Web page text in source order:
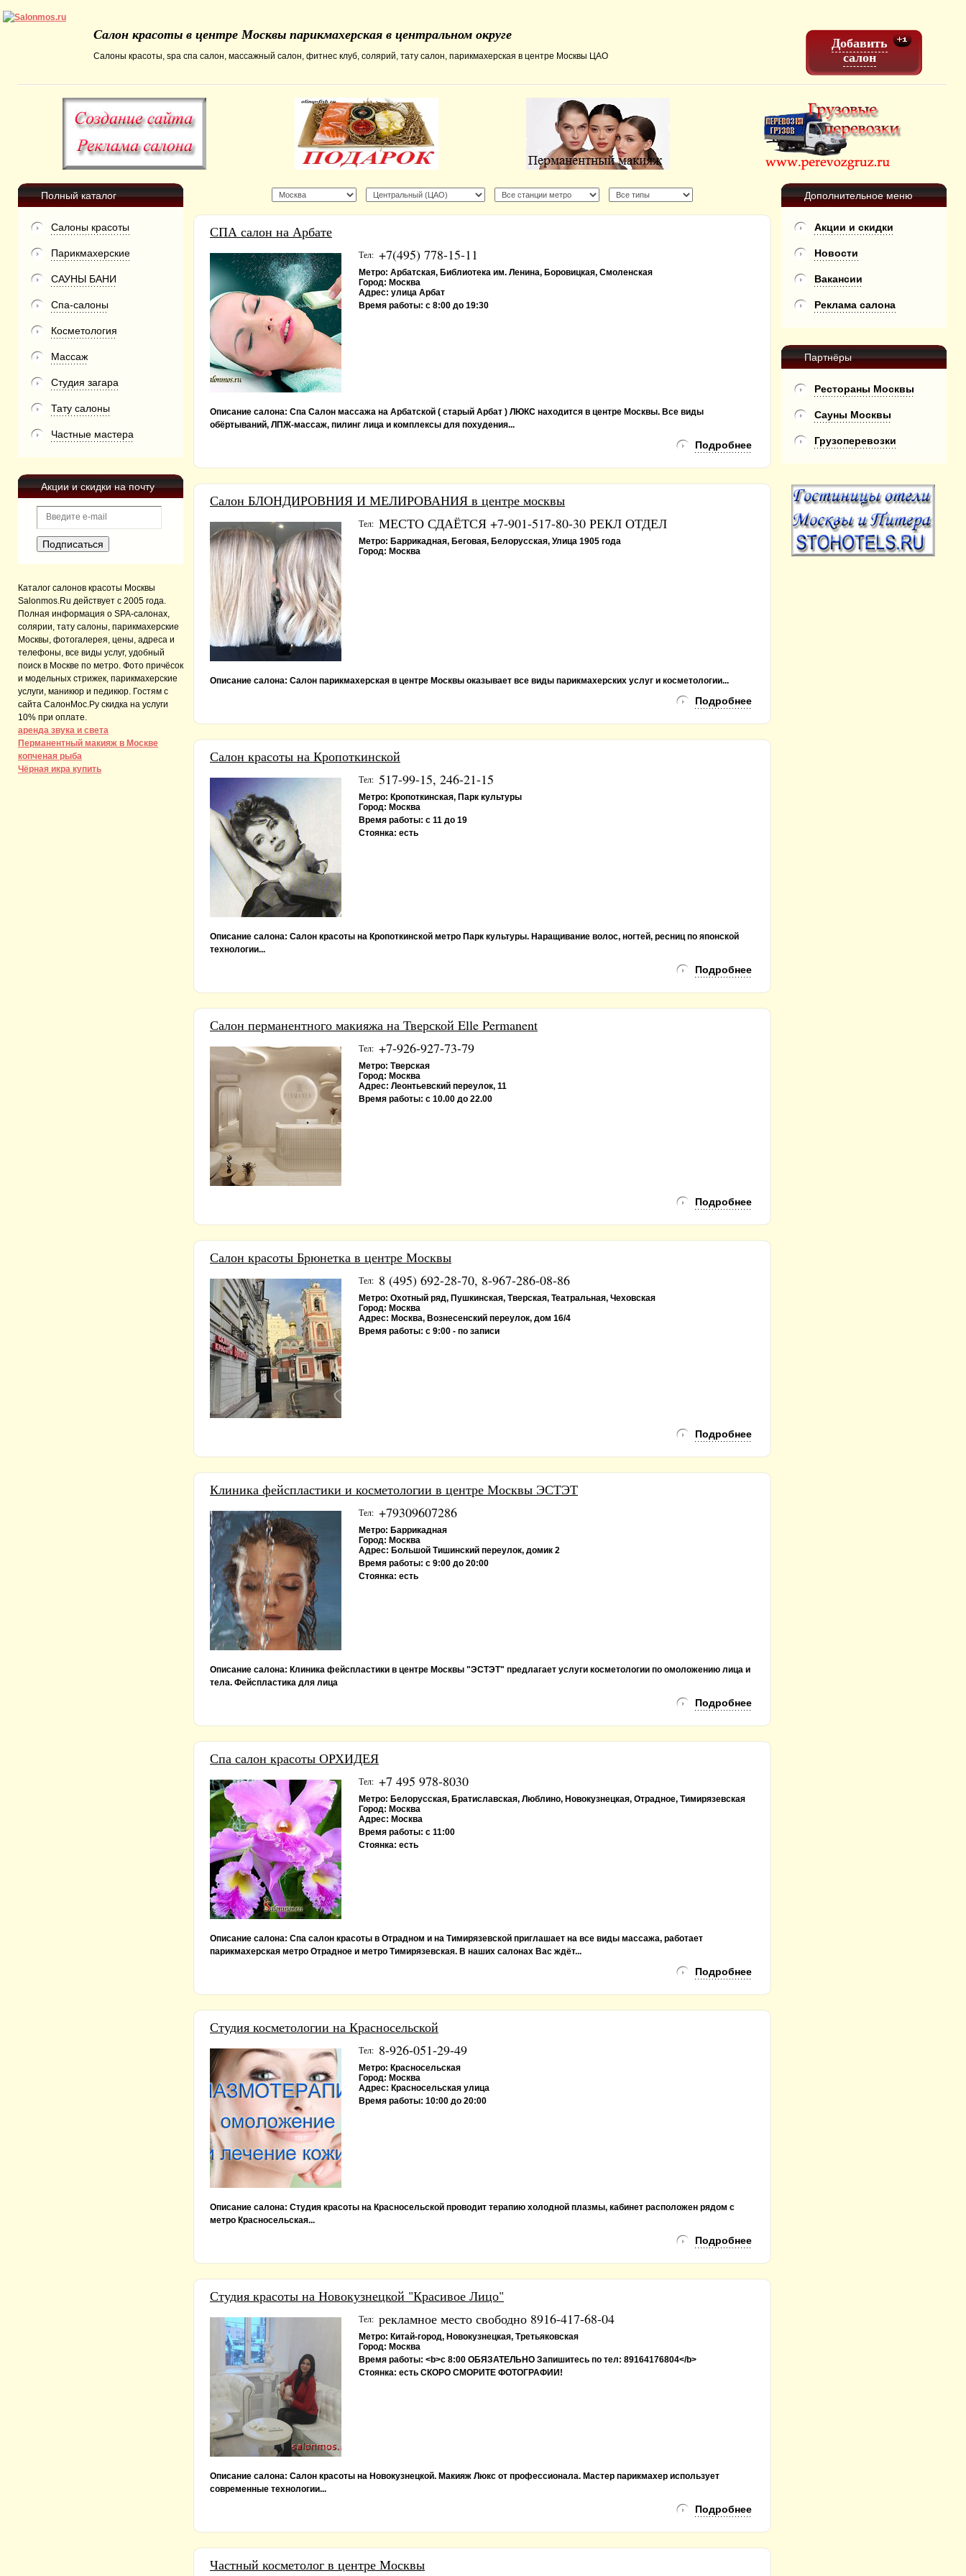
Добавить
салон
Салон красоты в центре Москвы парикмахерская в центральном округе
Салоны красоты, spa спа салон, массажный салон, фитнес клуб, солярий, тату салон, парикмахерская в центре Москвы ЦАО
Полный каталог
Салоны красоты
Парикмахерские
САУНЫ БАНИ
Спа-салоны
Косметология
Массаж
Студия загара
Тату салоны
Частные мастера
Акции и скидки на почту
Каталог салонов красоты Москвы
Salonmos.Ru действует с 2005 года.
Полная информация о SPA-салонах,
солярии, тату салоны, парикмахерские
Москвы, фотогалерея, цены, адреса и
телефоны, все виды услуг, удобный
поиск в Москве по метро. Фото причёсок
и модельных стрижек, парикмахерские
услуги, маникюр и педикюр. Гостям с
сайта СалонМос.Ру скидка на услуги
10% при оплате.
аренда звука и света
Перманентный макияж в Москве
копченая рыба
Чёрная икра купить
Дополнительное меню
Акции и скидки
Новости
Вакансии
Реклама салона
Партнёры
Рестораны Москвы
Сауны Москвы
Грузоперевозки
СПА салон на Арбате
Тел: +7(495) 778-15-11
Метро: Арбатская, Библиотека им. Ленина, Боровицкая, Смоленская
Город: Москва
Адрес: улица Арбат
Время работы: с 8:00 до 19:30
Описание салона: Спа Салон массажа на Арбатской ( старый Арбат ) ЛЮКС находится в центре Москвы. Все виды
обёртываний, ЛПЖ-массаж, пилинг лица и комплексы для похудения...
Подробнее
Салон БЛОНДИРОВНИЯ И МЕЛИРОВАНИЯ в центре москвы
Тел: МЕСТО СДАЁТСЯ +7-901-517-80-30 РЕКЛ ОТДЕЛ
Метро: Баррикадная, Беговая, Белорусская, Улица 1905 года
Город: Москва
Описание салона: Салон парикмахерская в центре Москвы оказывает все виды парикмахерских услуг и косметологии...
Подробнее
Салон красоты на Кропоткинской
Тел: 517-99-15, 246-21-15
Метро: Кропоткинская, Парк культуры
Город: Москва
Время работы: с 11 до 19
Стоянка: есть
Описание салона: Салон красоты на Кропоткинской метро Парк культуры. Наращивание волос, ногтей, ресниц по японской
технологии...
Подробнее
Салон перманентного макияжа на Тверской Elle Permanent
Тел: +7-926-927-73-79
Метро: Тверская
Город: Москва
Адрес: Леонтьевский переулок, 11
Время работы: с 10.00 до 22.00
Подробнее
Салон красоты Брюнетка в центре Москвы
Тел: 8 (495) 692-28-70, 8-967-286-08-86
Метро: Охотный ряд, Пушкинская, Тверская, Театральная, Чеховская
Город: Москва
Адрес: Москва, Вознесенский переулок, дом 16/4
Время работы: с 9:00 - по записи
Подробнее
Клиника фейспластики и косметологии в центре Москвы ЭСТЭТ
Тел: +79309607286
Метро: Баррикадная
Город: Москва
Адрес: Большой Тишинский переулок, домик 2
Время работы: с 9:00 до 20:00
Стоянка: есть
Описание салона: Клиника фейспластики в центре Москвы "ЭСТЭТ" предлагает услуги косметологии по омоложению лица и
тела. Фейспластика для лица
Подробнее
Спа салон красоты ОРХИДЕЯ
Тел: +7 495 978-8030
Метро: Белорусская, Братиславская, Люблино, Новокузнецкая, Отрадное, Тимирязевская
Город: Москва
Адрес: Москва
Время работы: с 11:00
Стоянка: есть
Описание салона: Спа салон красоты в Отрадном и на Тимирязевской приглашает на все виды массажа, работает
парикмахерская метро Отрадное и метро Тимирязевская. В наших салонах Вас ждёт...
Подробнее
Студия косметологии на Красносельской
Тел: 8-926-051-29-49
Метро: Красносельская
Город: Москва
Адрес: Красносельская улица
Время работы: 10:00 до 20:00
Описание салона: Студия красоты на Красносельской проводит терапию холодной плазмы, кабинет расположен рядом с
метро Красносельская...
Подробнее
Студия красоты на Новокузнецкой "Красивое Лицо"
Тел: рекламное место свободно 8916-417-68-04
Метро: Китай-город, Новокузнецкая, Третьяковская
Город: Москва
Время работы: <b>с 8:00 ОБЯЗАТЕЛЬНО Запишитесь по тел: 89164176804</b>
Стоянка: есть СКОРО СМОРИТЕ ФОТОГРАФИИ!
Описание салона: Салон красоты на Новокузнецкой. Макияж Люкс от профессионала. Мастер парикмахер использует
современные технологии...
Подробнее
Частный косметолог в центре Москвы